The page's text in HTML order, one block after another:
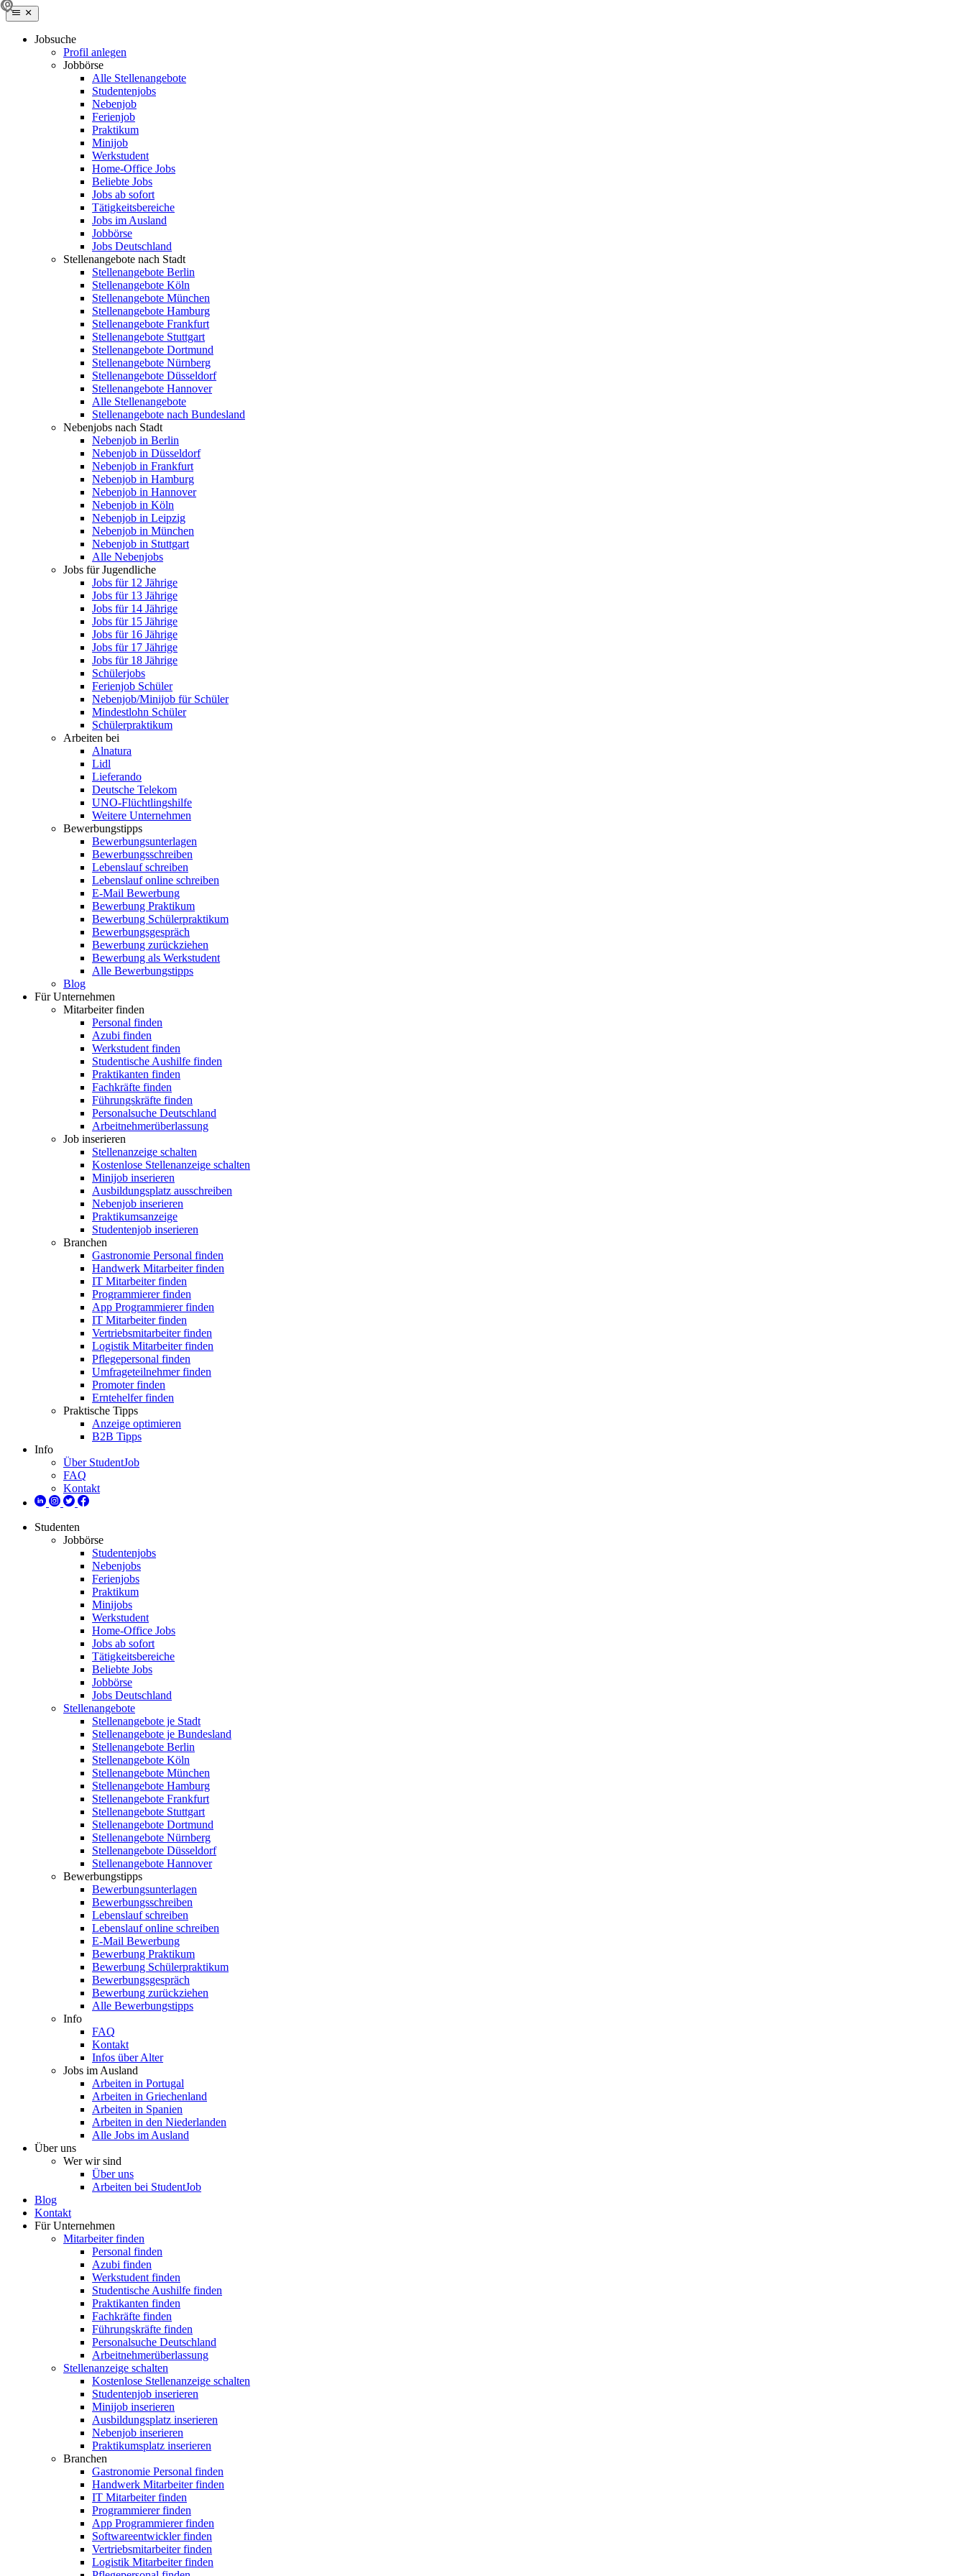
Jobsuche
Profil anlegen
Jobbörse
Alle Stellenangebote
Studentenjobs
Nebenjob
Ferienjob
Praktikum
Minijob
Werkstudent
Home-Office Jobs
Beliebte Jobs
Jobs ab sofort
Tätigkeitsbereiche
Jobs im Ausland
Jobbörse
Jobs Deutschland
Stellenangebote nach Stadt
Stellenangebote Berlin
Stellenangebote Köln
Stellenangebote München
Stellenangebote Hamburg
Stellenangebote Frankfurt
Stellenangebote Stuttgart
Stellenangebote Dortmund
Stellenangebote Nürnberg
Stellenangebote Düsseldorf
Stellenangebote Hannover
Alle Stellenangebote
Stellenangebote nach Bundesland
Nebenjobs nach Stadt
Nebenjob in Berlin
Nebenjob in Düsseldorf
Nebenjob in Frankfurt
Nebenjob in Hamburg
Nebenjob in Hannover
Nebenjob in Köln
Nebenjob in Leipzig
Nebenjob in München
Nebenjob in Stuttgart
Alle Nebenjobs
Jobs für Jugendliche
Jobs für 12 Jährige
Jobs für 13 Jährige
Jobs für 14 Jährige
Jobs für 15 Jährige
Jobs für 16 Jährige
Jobs für 17 Jährige
Jobs für 18 Jährige
Schülerjobs
Ferienjob Schüler
Nebenjob/Minijob für Schüler
Mindestlohn Schüler
Schülerpraktikum
Arbeiten bei
Alnatura
Lidl
Lieferando
Deutsche Telekom
UNO-Flüchtlingshilfe
Weitere Unternehmen
Bewerbungstipps
Bewerbungsunterlagen
Bewerbungsschreiben
Lebenslauf schreiben
Lebenslauf online schreiben
E-Mail Bewerbung
Bewerbung Praktikum
Bewerbung Schülerpraktikum
Bewerbungsgespräch
Bewerbung zurückziehen
Bewerbung als Werkstudent
Alle Bewerbungstipps
Blog
Für Unternehmen
Mitarbeiter finden
Personal finden
Azubi finden
Werkstudent finden
Studentische Aushilfe finden
Praktikanten finden
Fachkräfte finden
Führungskräfte finden
Personalsuche Deutschland
Arbeitnehmerüberlassung
Job inserieren
Stellenanzeige schalten
Kostenlose Stellenanzeige schalten
Minijob inserieren
Ausbildungsplatz ausschreiben
Nebenjob inserieren
Praktikumsanzeige
Studentenjob inserieren
Branchen
Gastronomie Personal finden
Handwerk Mitarbeiter finden
IT Mitarbeiter finden
Programmierer finden
App Programmierer finden
IT Mitarbeiter finden
Vertriebsmitarbeiter finden
Logistik Mitarbeiter finden
Pflegepersonal finden
Umfrageteilnehmer finden
Promoter finden
Erntehelfer finden
Praktische Tipps
Anzeige optimieren
B2B Tipps
Info
Über StudentJob
FAQ
Kontakt
Studenten
Jobbörse
Studentenjobs
Nebenjobs
Ferienjobs
Praktikum
Minijobs
Werkstudent
Home-Office Jobs
Jobs ab sofort
Tätigkeitsbereiche
Beliebte Jobs
Jobbörse
Jobs Deutschland
Stellenangebote
Stellenangebote je Stadt
Stellenangebote je Bundesland
Stellenangebote Berlin
Stellenangebote Köln
Stellenangebote München
Stellenangebote Hamburg
Stellenangebote Frankfurt
Stellenangebote Stuttgart
Stellenangebote Dortmund
Stellenangebote Nürnberg
Stellenangebote Düsseldorf
Stellenangebote Hannover
Bewerbungstipps
Bewerbungsunterlagen
Bewerbungsschreiben
Lebenslauf schreiben
Lebenslauf online schreiben
E-Mail Bewerbung
Bewerbung Praktikum
Bewerbung Schülerpraktikum
Bewerbungsgespräch
Bewerbung zurückziehen
Alle Bewerbungstipps
Info
FAQ
Kontakt
Infos über Alter
Jobs im Ausland
Arbeiten in Portugal
Arbeiten in Griechenland
Arbeiten in Spanien
Arbeiten in den Niederlanden
Alle Jobs im Ausland
Über uns
Wer wir sind
Über uns
Arbeiten bei StudentJob
Blog
Kontakt
Für Unternehmen
Mitarbeiter finden
Personal finden
Azubi finden
Werkstudent finden
Studentische Aushilfe finden
Praktikanten finden
Fachkräfte finden
Führungskräfte finden
Personalsuche Deutschland
Arbeitnehmerüberlassung
Stellenanzeige schalten
Kostenlose Stellenanzeige schalten
Studentenjob inserieren
Minijob inserieren
Ausbildungsplatz inserieren
Nebenjob inserieren
Praktikumsplatz inserieren
Branchen
Gastronomie Personal finden
Handwerk Mitarbeiter finden
IT Mitarbeiter finden
Programmierer finden
App Programmierer finden
Softwareentwickler finden
Vertriebsmitarbeiter finden
Logistik Mitarbeiter finden